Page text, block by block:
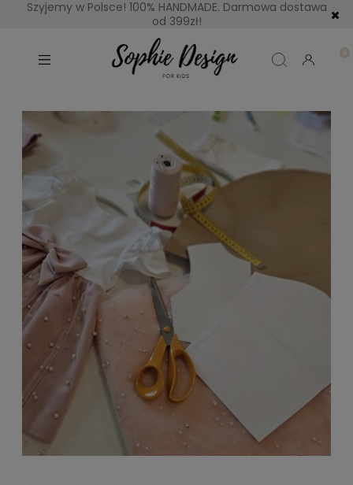
Szyjemy w Polsce! 100% HANDMADE. Darmowa dostawa
od 399zł!